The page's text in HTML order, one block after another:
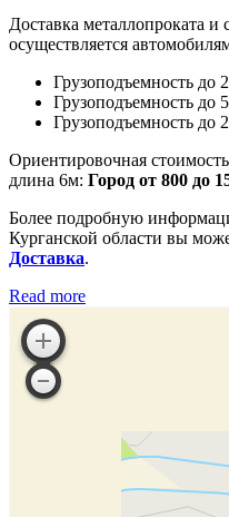
Доставка металлопроката и
осуществляется
Грузоподъемность до
Грузоподъемность до
Грузоподъемность до
Ориентировочная
длина 6м: Город от 800 до
Более подробную
Курганской области вы
Доставка.
Read more